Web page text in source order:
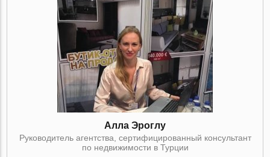
Алла Эроглу
Руководитель агентства, сертифицированный консультант
по недвижимости в Турции